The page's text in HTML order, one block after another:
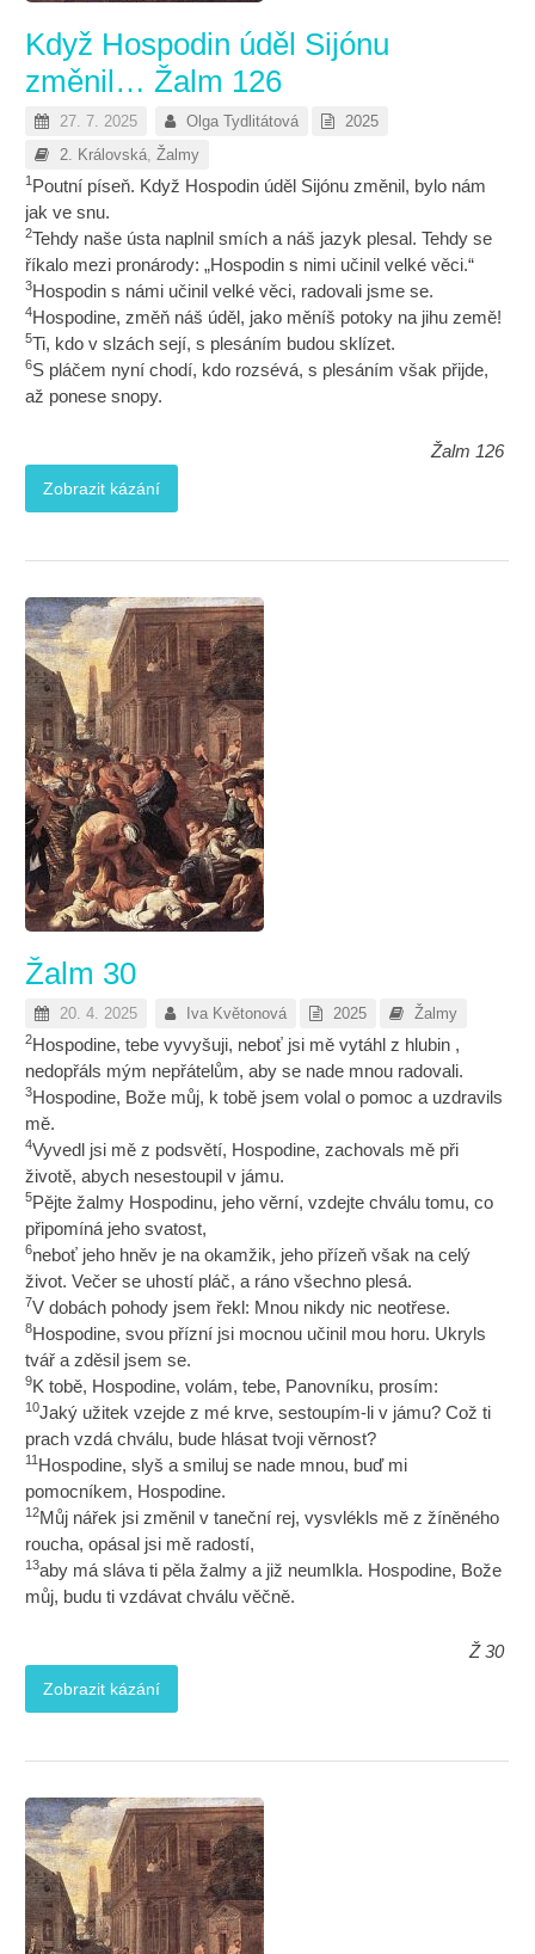
Když Hospodin úděl Sijónu
změnil… Žalm 126
27. 7. 2025 Olga Tydlitátová
2025
2. Královská,Žalmy
1 Poutní píseň. Když Hospodin úděl Sijónu změnil, bylo nám
jak ve snu.
2Tehdy naše ústa naplnil smích a náš jazyk plesal. Tehdy se
říkalo mezi pronárody: „Hospodin s nimi učinil velké věci.“
3Hospodin s námi učinil velké věci, radovali jsme se.
4Hospodine, změň náš úděl, jako měníš potoky na jihu země!
5Ti, kdo v slzách sejí, s plesáním budou sklízet.
6S pláčem nyní chodí, kdo rozsévá, s plesáním však přijde,
až ponese snopy.
Žalm 126
Zobrazit kázání
Žalm 30
20. 4. 2025 Iva Květonová 2025 Žalmy
2Hospodine, tebe vyvyšuji, neboť jsi mě vytáhl z hlubin ,
nedopřáls mým nepřátelům, aby se nade mnou radovali.
3Hospodine, Bože můj, k tobě jsem volal o pomoc a uzdravils
mě.
4Vyvedl jsi mě z podsvětí, Hospodine, zachovals mě při
životě, abych nesestoupil v jámu.
5Pějte žalmy Hospodinu, jeho věrní, vzdejte chválu tomu, co
připomíná jeho svatost,
6neboť jeho hněv je na okamžik, jeho přízeň však na celý
život. Večer se uhostí pláč, a ráno všechno plesá.
7V dobách pohody jsem řekl: Mnou nikdy nic neotřese.
8Hospodine, svou přízní jsi mocnou učinil mou horu. Ukryls
tvář a zděsil jsem se.
9K tobě, Hospodine, volám, tebe, Panovníku, prosím:
10Jaký užitek vzejde z mé krve, sestoupím-li v jámu? Což ti
prach vzdá chválu, bude hlásat tvoji věrnost?
11 Hospodine, slyš a smiluj se nade mnou, buď mi
pomocníkem, Hospodine.
12Můj nářek jsi změnil v taneční rej, vysvlékls mě z žíněného
roucha, opásal jsi mě radostí,
13aby má sláva ti pěla žalmy a již neumlkla. Hospodine, Bože
můj, budu ti vzdávat chválu věčně.
Ž 30
Zobrazit kázání